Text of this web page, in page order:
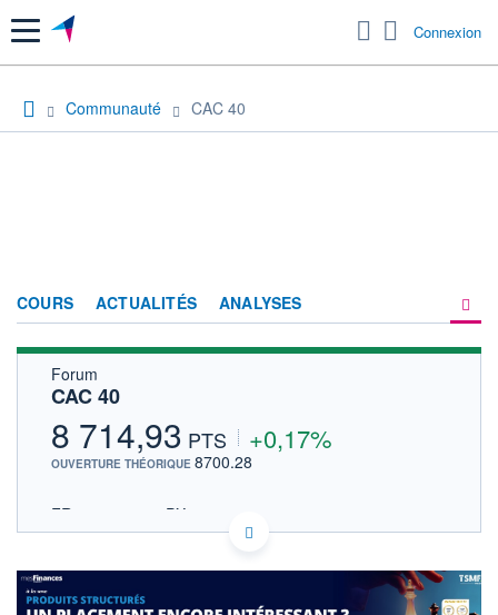
Menu Connexion
Communauté CAC 40
COURS ACTUALITÉS ANALYSES
HISTORIQUE
Forum
CAC 40
8 714,93 PTS +0,17%
OUVERTURE THÉORIQUE 8700.28
FR0003500008 PX1
EURONEXT PARIS DONNÉES TEMPS RÉEL
8 760